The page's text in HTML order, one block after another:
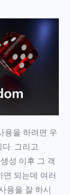
용을 하려면 우
. 그리고
성 이후 그 객
면 되는데 여러
용을 잘 하시